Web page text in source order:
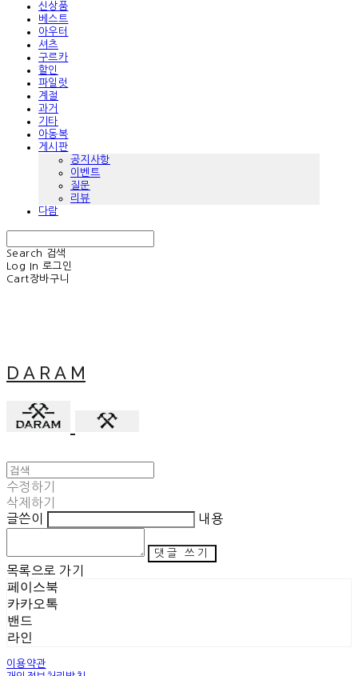
신상품
베스트
아우터
셔츠
구르카
할인
파일럿
계절
과거
기타
아동복
게시판
공지사항
이벤트
질문
리뷰
다람
Search
검색
Log In 로그인
Cart장바구니
D A R A M
수정하기
삭제하기
글쓴이
내용
댓글 쓰기
목록으로 가기
페이스북
카카오톡
밴드
라인
이용약관